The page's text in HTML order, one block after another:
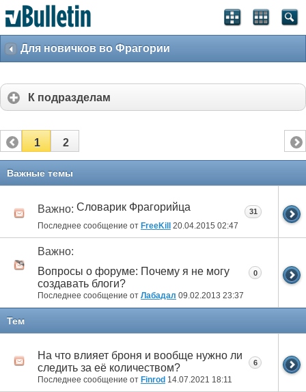
Для новичков во Фрагории
К подразделам
1 2
Важные темы
Важно: Словарик Фрагорийца
Последнее сообщение от FreeKill 20.04.2015 02:47
31
Важно:
Вопросы о форуме: Почему я не могу
создавать блоги?
Последнее сообщение от Лабадал 09.02.2013 23:37
0
Тем
На что влияет броня и вообще нужно ли
следить за её количеством?
Последнее сообщение от Finrod 14.07.2021 18:11
6